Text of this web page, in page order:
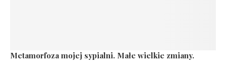
Metamorfoza mojej sypialni. Małe wielkie zmiany.